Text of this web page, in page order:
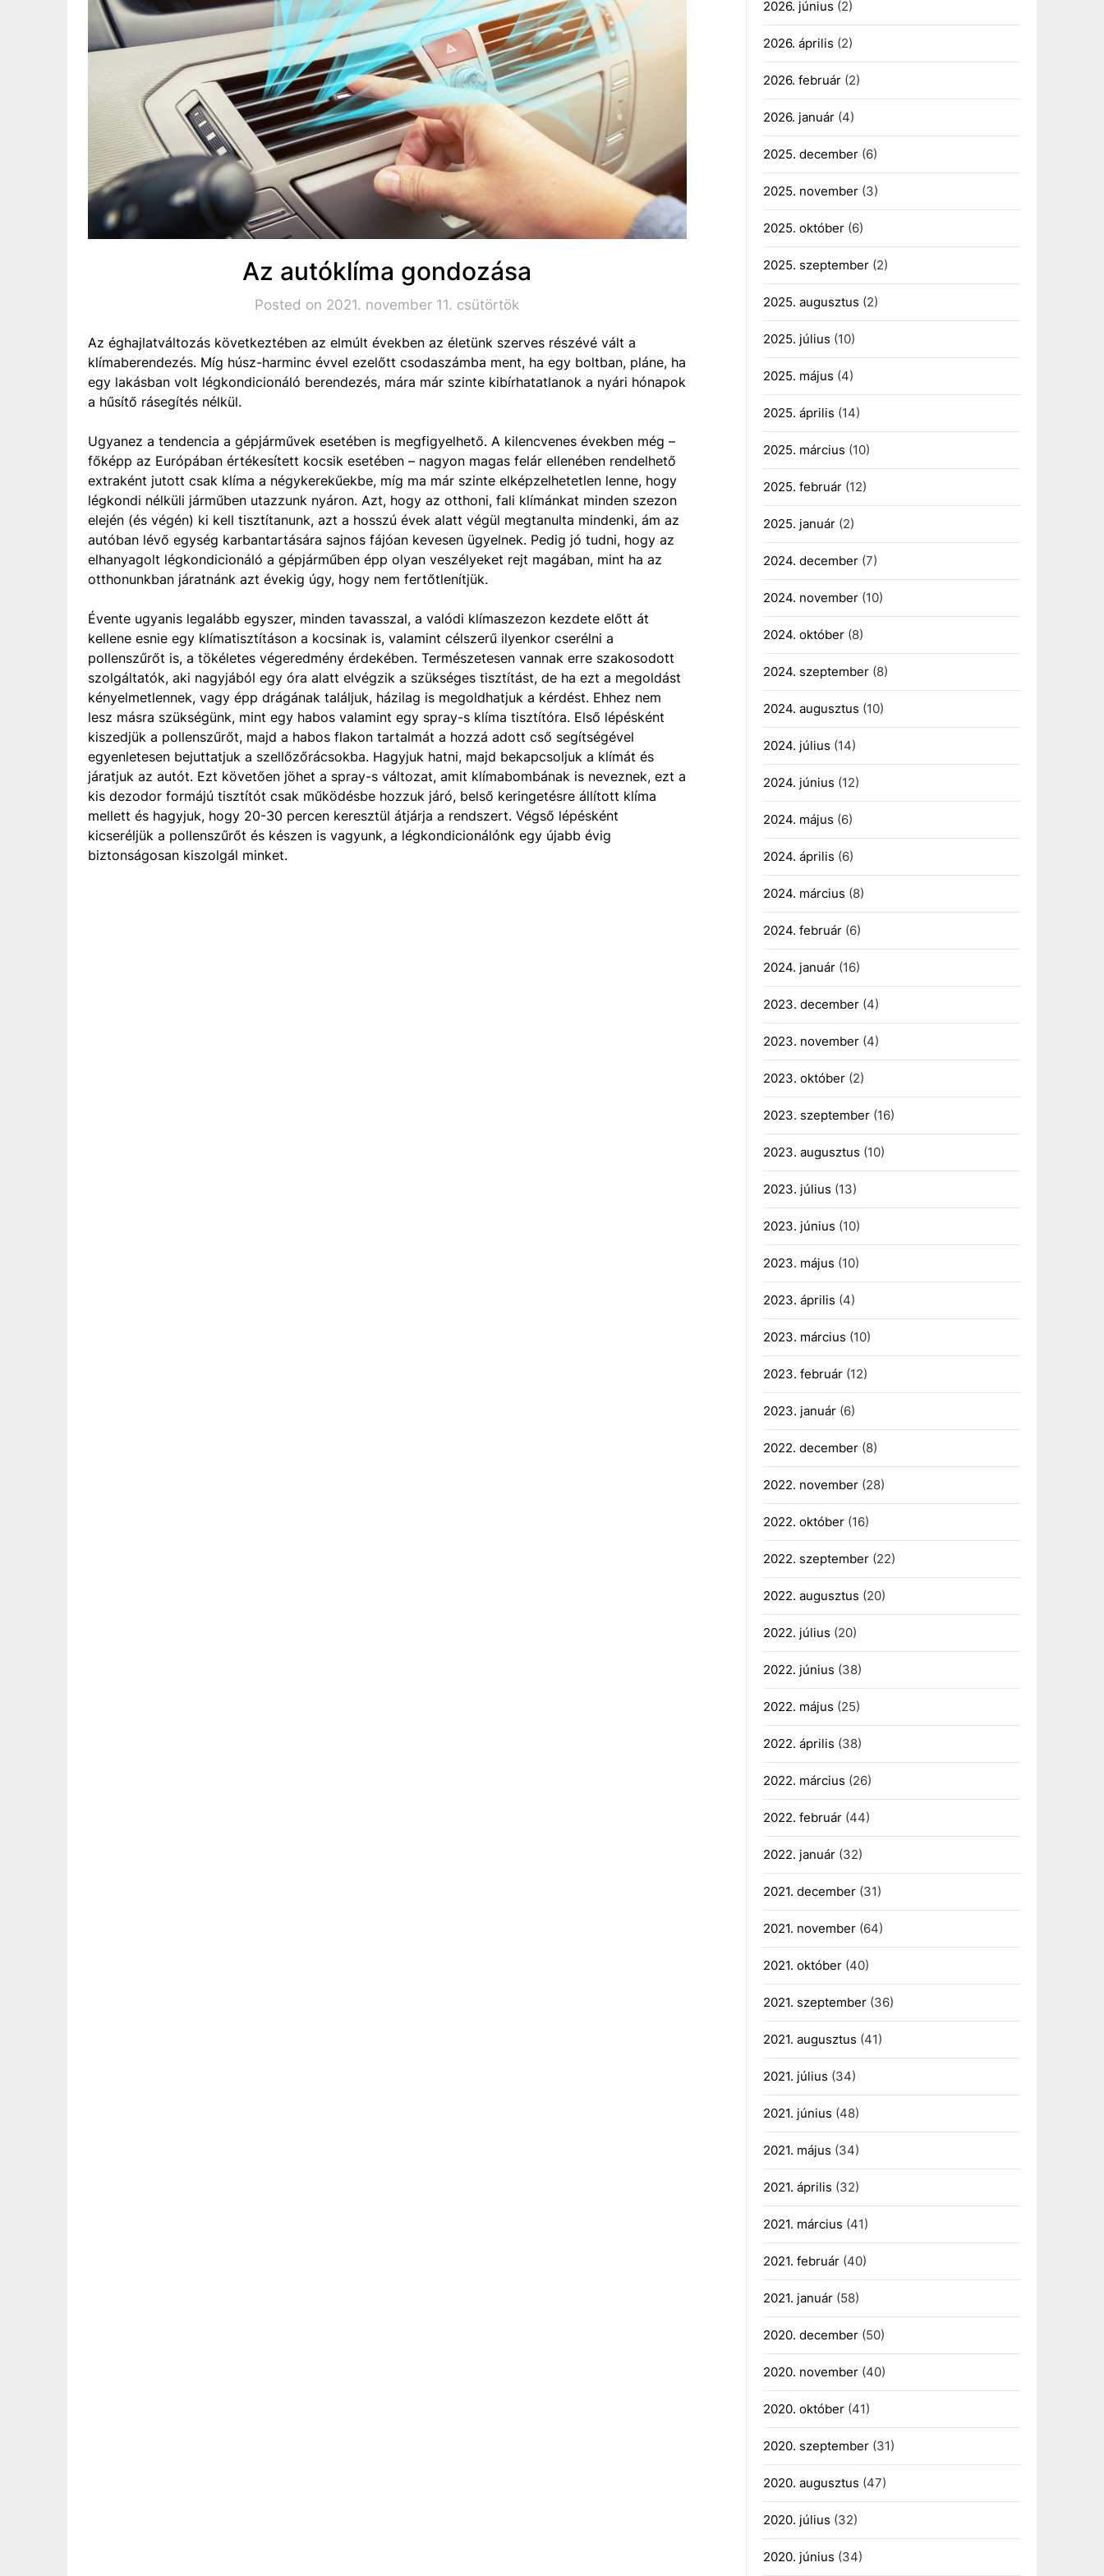
Az autóklíma gondozása
Posted on 2021. november 11. csütörtök
Az éghajlatváltozás következtében az elmúlt években az életünk szerves részévé vált a
klímaberendezés. Míg húsz-harminc évvel ezelőtt csodaszámba ment, ha egy boltban, pláne, ha
egy lakásban volt légkondicionáló berendezés, mára már szinte kibírhatatlanok a nyári hónapok
a hűsítő rásegítés nélkül.
Ugyanez a tendencia a gépjárművek esetében is megfigyelhető. A kilencvenes években még –
főképp az Európában értékesített kocsik esetében – nagyon magas felár ellenében rendelhető
extraként jutott csak klíma a négykerekűekbe, míg ma már szinte elképzelhetetlen lenne, hogy
légkondi nélküli járműben utazzunk nyáron. Azt, hogy az otthoni, fali klímánkat minden szezon
elején (és végén) ki kell tisztítanunk, azt a hosszú évek alatt végül megtanulta mindenki, ám az
autóban lévő egység karbantartására sajnos fájóan kevesen ügyelnek. Pedig jó tudni, hogy az
elhanyagolt légkondicionáló a gépjárműben épp olyan veszélyeket rejt magában, mint ha az
otthonunkban járatnánk azt évekig úgy, hogy nem fertőtlenítjük.
Évente ugyanis legalább egyszer, minden tavasszal, a valódi klímaszezon kezdete előtt át
kellene esnie egy klímatisztításon a kocsinak is, valamint célszerű ilyenkor cserélni a
pollenszűrőt is, a tökéletes végeredmény érdekében. Természetesen vannak erre szakosodott
szolgáltatók, aki nagyjából egy óra alatt elvégzik a szükséges tisztítást, de ha ezt a megoldást
kényelmetlennek, vagy épp drágának találjuk, házilag is megoldhatjuk a kérdést. Ehhez nem
lesz másra szükségünk, mint egy habos valamint egy spray-s klíma tisztítóra. Első lépésként
kiszedjük a pollenszűrőt, majd a habos flakon tartalmát a hozzá adott cső segítségével
egyenletesen bejuttatjuk a szellőzőrácsokba. Hagyjuk hatni, majd bekapcsoljuk a klímát és
járatjuk az autót. Ezt követően jöhet a spray-s változat, amit klímabombának is neveznek, ezt a
kis dezodor formájú tisztítót csak működésbe hozzuk járó, belső keringetésre állított klíma
mellett és hagyjuk, hogy 20-30 percen keresztül átjárja a rendszert. Végső lépésként
kicseréljük a pollenszűrőt és készen is vagyunk, a légkondicionálónk egy újabb évig
biztonságosan kiszolgál minket.
2026. június (2)
2026. április (2)
2026. február(2)
2026. január(4)
2025. december(6)
2025. november(3)
2025. október(6)
2025. szeptember(2)
2025. augusztus (2)
2025. július (10)
2025. május (4)
2025. április (14)
2025. március (10)
2025. február(12)
2025. január(2)
2024. december(7)
2024. november(10)
2024. október(8)
2024. szeptember(8)
2024. augusztus (10)
2024. július (14)
2024. június (12)
2024. május (6)
2024. április (6)
2024. március (8)
2024. február(6)
2024. január(16)
2023. december(4)
2023. november(4)
2023. október(2)
2023. szeptember(16)
2023. augusztus (10)
2023. július (13)
2023. június (10)
2023. május (10)
2023. április (4)
2023. március (10)
2023. február(12)
2023. január(6)
2022. december(8)
2022. november(28)
2022. október(16)
2022. szeptember(22)
2022. augusztus (20)
2022. július (20)
2022. június (38)
2022. május (25)
2022. április (38)
2022. március (26)
2022. február(44)
2022. január(32)
2021. december(31)
2021. november(64)
2021. október(40)
2021. szeptember(36)
2021. augusztus (41)
2021. július (34)
2021. június (48)
2021. május (34)
2021. április (32)
2021. március (41)
2021. február(40)
2021. január(58)
2020. december(50)
2020. november(40)
2020. október(41)
2020. szeptember(31)
2020. augusztus (47)
2020. július (32)
2020. június (34)